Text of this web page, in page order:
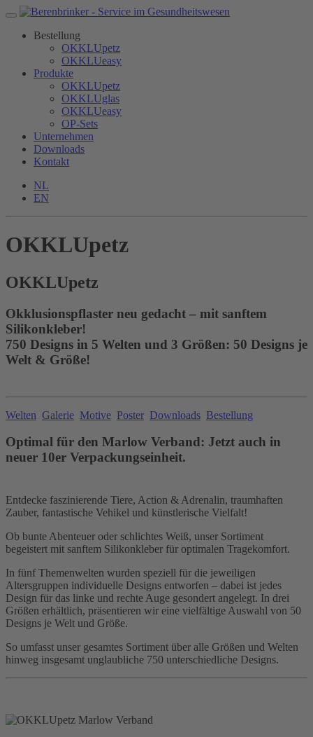
Bestellung
OKKLUpetz
OKKLUeasy
Produkte
OKKLUpetz
OKKLUglas
OKKLUeasy
OP-Sets
Unternehmen
Downloads
Kontakt
NL
EN
OKKLUpetz
OKKLUpetz
Okklusionspflaster neu gedacht – mit sanftem
Silikonkleber!
750 Designs in 5 Welten und 3 Größen: 50 Designs je
Welt & Größe!
Welten Galerie Motive Poster Downloads Bestellung
Optimal für den Marlow Verband: Jetzt auch in
neuer 10er Verpackungseinheit.
Entdecke faszinierende Tiere, Action & Adrenalin, traumhaften
Zauber, fantastische Vehikel und künstlerische Vielfalt!
Ob bunte Abenteuer oder schlichtes Weiß, unser Sortiment
begeistert mit sanftem Silikonkleber für optimalen Tragekomfort.
In fünf Themenwelten wurden speziell für die jeweiligen
Altersgruppen individuelle Designs entworfen – dabei ist jedes
Design für das linke und rechte Auge gesondert angelegt. In drei
Größen erhältlich, präsentieren wir eine vielfältige Auswahl von 50
Designs je Welt und Größe.
So umfasst unser gesamtes Sortiment über alle Größen und Welten
hinweg insgesamt unglaubliche 750 unterschiedliche Designs.